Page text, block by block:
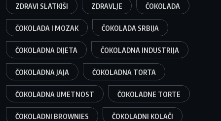
ZDRAVI SLATKIŠI ZDRAVLJE ČOKOLADA
ČOKOLADA I MOZAK ČOKOLADA SRBIJA
ČOKOLADNA DIJETA ČOKOLADNA INDUSTRIJA
ČOKOLADNA JAJA ČOKOLADNA TORTA
ČOKOLADNA UMETNOST ČOKOLADNE TORTE
ČOKOLADNI BROWNIES ČOKOLADNI KOLAČI